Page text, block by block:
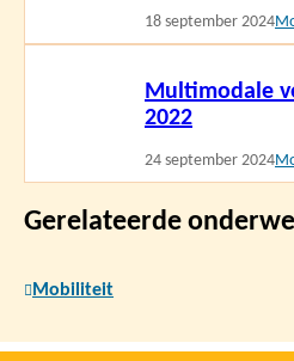
18 september 2024
Multimodale
2022
24 september 2024
Gerelateerde
Mobiliteit